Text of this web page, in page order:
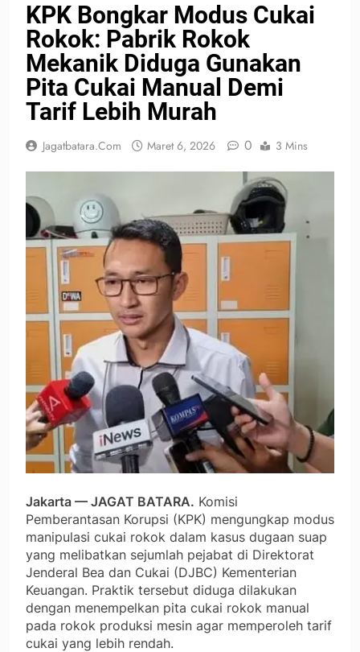
KPK Bongkar Modus Cukai
Rokok: Pabrik Rokok
Mekanik Diduga Gunakan
Pita Cukai Manual Demi
Tarif Lebih Murah
Jagatbatara.com Maret 6, 2026 0 3 Mins
Jakarta — JAGAT BATARA. Komisi
Pemberantasan Korupsi (KPK) mengungkap modus
manipulasi cukai rokok dalam kasus dugaan suap
yang melibatkan sejumlah pejabat di Direktorat
Jenderal Bea dan Cukai (DJBC) Kementerian
Keuangan. Praktik tersebut diduga dilakukan
dengan menempelkan pita cukai rokok manual
pada rokok produksi mesin agar memperoleh tarif
cukai yang lebih rendah.